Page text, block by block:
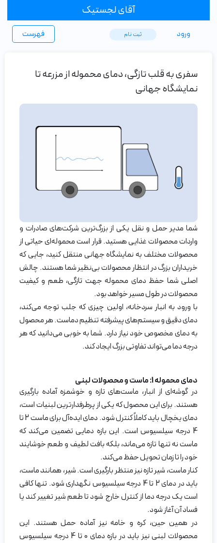
آقای لجستیک
فهرست ورود ثبت ‌نام
سفری به قلب تازگی، دمای محموله از مزرعه تا
نمایشگاه جهانی
شما مدیر حمل و نقل یکی از بزرگ‌ترین شرکت‌های صادرات و
واردات محصولات غذایی هستید. قرار است محموله‌ای حیاتی از
محصولات مختلف به نمایشگاه جهانی منتقل کنید، جایی که
خریداران بزرگ در انتظار محصولات بی‌نظیر شما هستند. چالش
اصلی شما حفظ دمای محموله جهت تازگی، طعم و کیفیت
محصولات در طول مسیر خواهد بود.
با ورود به انبار سردخانه، اولین چیزی که جلب توجه می‌کند،
دمای دقیق و سیستم‌های پیشرفته تنظیم دماست. هر محصول
به دمای مخصوص خود نیاز دارد. شما به خوبی می‌دانید که هر
درجه دما می‌تواند تفاوتی بزرگ ایجاد کند.
دمای محموله 1: ماست و محصولات لبنی
در گوشه‌ای از انبار، ماست‌های تازه و خوشمزه آماده بارگیری
هستند. برای این محصول که یکی از پرطرفدارترین لبنیات است،
دمای یخچال باید کاملاً کنترل شود. دمای ایده‌آل برای ماست 2 تا
4 درجه سیلسیوس است. این بازه دمایی تضمین می‌کند که
ماست نه تنها تازه می‌ماند، بلکه بافت لطیف و طعم خوشایند
خود را تا زمان تحویل حفظ می‌کند.
کنار ماست، شیر تازه نیز منتظر بارگیری است. شیر، همانند ماست،
باید در دمای 2 تا 4 درجه سیلسیوس نگهداری شود. تنها کافی
است یک درجه دما از کنترل خارج شود تا طعم شیر تغییر کند یا
فساد آن آغاز شود.
در همین حین، کره و خامه نیز آماده حمل هستند. این
محصولات لبنی نیز باید در بازه دمای 0 تا 4 درجه سیلسیوس